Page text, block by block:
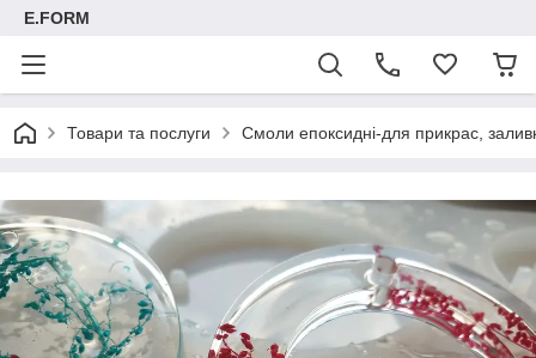
E.FORM
Товари та послуги Смоли епоксидні-для прикрас,